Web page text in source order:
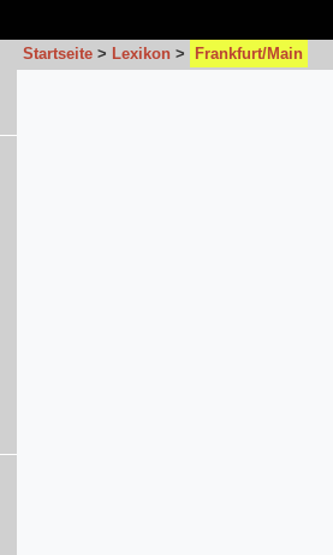
Startseite > Lexikon > Frankfurt/Main